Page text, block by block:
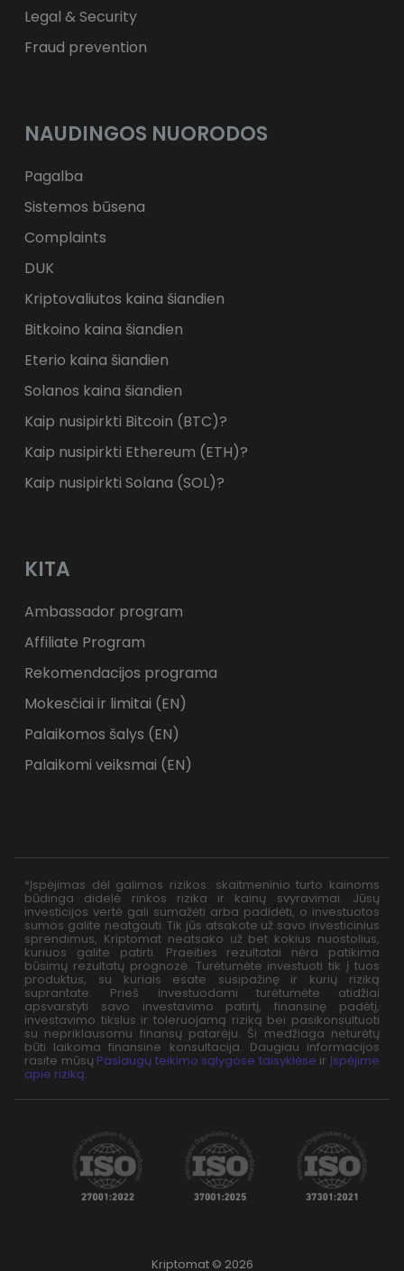
Legal & Security
Fraud prevention
NAUDINGOS NUORODOS
Pagalba
Sistemos būsena
Complaints
DUK
Kriptovaliutos kaina šiandien
Bitkoino kaina šiandien
Eterio kaina šiandien
Solanos kaina šiandien
Kaip nusipirkti Bitcoin (BTC)?
Kaip nusipirkti Ethereum (ETH)?
Kaip nusipirkti Solana (SOL)?
KITA
Ambassador program
Affiliate Program
Rekomendacijos programa
Mokesčiai ir limitai (EN)
Palaikomos šalys (EN)
Palaikomi veiksmai (EN)
*Įspėjimas dėl galimos rizikos: skaitmeninio turto kainoms
būdinga didelė rinkos rizika ir kainų svyravimai. Jūsų
investicijos vertė gali sumažėti arba padidėti, o investuotos
sumos galite neatgauti. Tik jūs atsakote už savo investicinius
sprendimus, Kriptomat neatsako už bet kokius nuostolius,
kuriuos galite patirti. Praeities rezultatai nėra patikima
būsimų rezultatų prognozė. Turėtumėte investuoti tik į tuos
produktus, su kuriais esate susipažinę ir kurių riziką
suprantate. Prieš investuodami turėtumėte atidžiai
apsvarstyti savo investavimo patirtį, finansinę padėtį,
investavimo tikslus ir toleruojamą riziką bei pasikonsultuoti
su nepriklausomu finansų patarėju. Ši medžiaga neturėtų
būti laikoma finansine konsultacija. Daugiau informacijos
rasite mūsų Paslaugų teikimo sąlygose taisyklėse ir Įspėjime
apie riziką.
Kriptomat © 2026